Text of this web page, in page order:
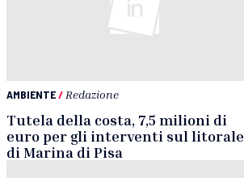
AMBIENTE/ Redazione
Tutela della costa, 7,5 milioni di
euro per gli interventi sul litorale
di Marina di Pisa